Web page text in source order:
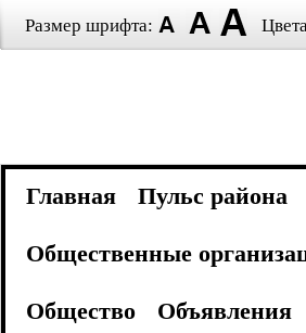
Размер шрифта:
Главная Пульс района
Общественные
Общество
Объявления